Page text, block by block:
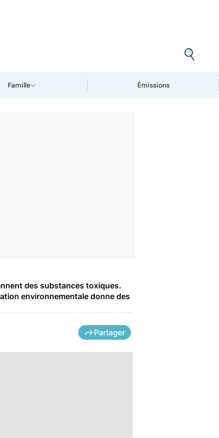
Famille Émissions
des substances toxiques.
environnementale donne des
Partager